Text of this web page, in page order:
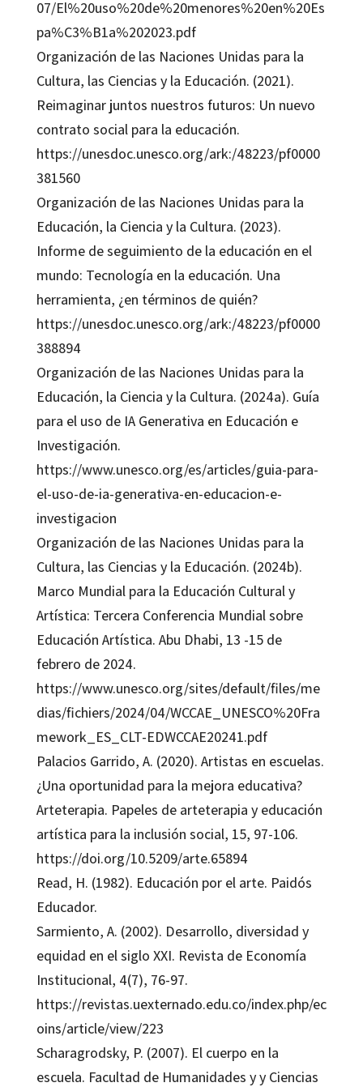
07/El%20uso%20de%20menores%20en%20Es
pa%C3%B1a%202023.pdf
Organización de las Naciones Unidas para la
Cultura, las Ciencias y la Educación. (2021).
Reimaginar juntos nuestros futuros: Un nuevo
contrato social para la educación.
https://unesdoc.unesco.org/ark:/48223/pf0000
381560
Organización de las Naciones Unidas para la
Educación, la Ciencia y la Cultura. (2023).
Informe de seguimiento de la educación en el
mundo: Tecnología en la educación. Una
herramienta, ¿en términos de quién?
https://unesdoc.unesco.org/ark:/48223/pf0000
388894
Organización de las Naciones Unidas para la
Educación, la Ciencia y la Cultura. (2024a). Guía
para el uso de IA Generativa en Educación e
Investigación.
https://www.unesco.org/es/articles/guia-para-
el-uso-de-ia-generativa-en-educacion-e-
investigacion
Organización de las Naciones Unidas para la
Cultura, las Ciencias y la Educación. (2024b).
Marco Mundial para la Educación Cultural y
Artística: Tercera Conferencia Mundial sobre
Educación Artística. Abu Dhabi, 13 -15 de
febrero de 2024.
https://www.unesco.org/sites/default/files/me
dias/fichiers/2024/04/WCCAE_UNESCO%20Fra
mework_ES_CLT-EDWCCAE20241.pdf
Palacios Garrido, A. (2020). Artistas en escuelas.
¿Una oportunidad para la mejora educativa?
Arteterapia. Papeles de arteterapia y educación
artística para la inclusión social, 15, 97-106.
https://doi.org/10.5209/arte.65894
Read, H. (1982). Educación por el arte. Paidós
Educador.
Sarmiento, A. (2002). Desarrollo, diversidad y
equidad en el siglo XXI. Revista de Economía
Institucional, 4(7), 76-97.
https://revistas.uexternado.edu.co/index.php/ec
oins/article/view/223
Scharagrodsky, P. (2007). El cuerpo en la
escuela. Facultad de Humanidades y y Ciencias